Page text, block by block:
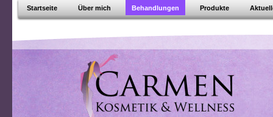
Startseite Über mich Behandlungen Produkte